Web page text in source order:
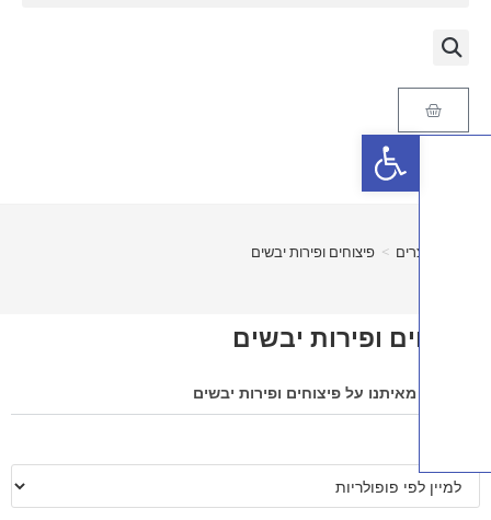
פיצוחים ופירות יבשים
ופירות יבשים
על פיצוחים ופירות יבשים
פתח סרגל נגישות